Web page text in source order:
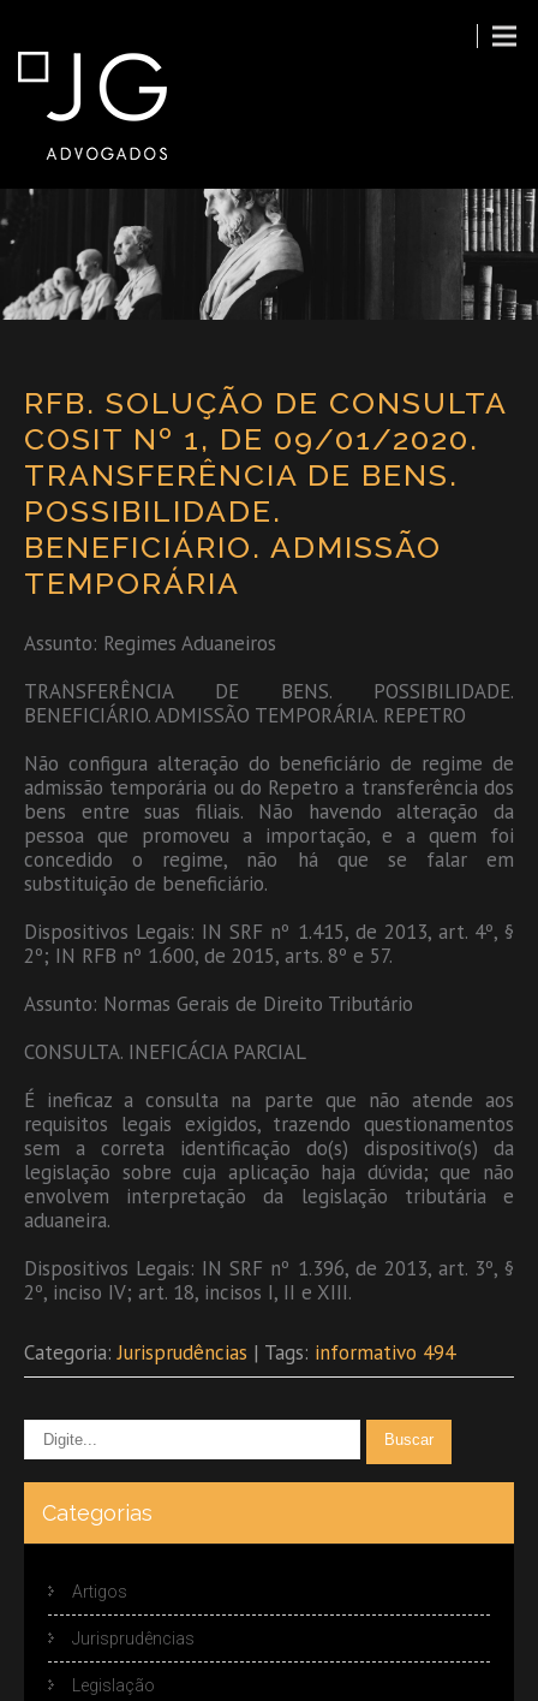
RFB. SOLUÇÃO DE CONSULTA
COSIT Nº 1, DE 09/01/2020.
TRANSFERÊNCIA DE BENS.
POSSIBILIDADE.
BENEFICIÁRIO. ADMISSÃO
TEMPORÁRIA
Assunto: Regimes Aduaneiros
TRANSFERÊNCIA DE BENS. POSSIBILIDADE.
BENEFICIÁRIO. ADMISSÃO TEMPORÁRIA. REPETRO
Não configura alteração do beneficiário de regime de
admissão temporária ou do Repetro a transferência dos
bens entre suas filiais. Não havendo alteração da
pessoa que promoveu a importação, e a quem foi
concedido o regime, não há que se falar em
substituição de beneficiário.
Dispositivos Legais: IN SRF nº 1.415, de 2013, art. 4º, §
2º; IN RFB nº 1.600, de 2015, arts. 8º e 57.
Assunto: Normas Gerais de Direito Tributário
CONSULTA. INEFICÁCIA PARCIAL
É ineficaz a consulta na parte que não atende aos
requisitos legais exigidos, trazendo questionamentos
sem a correta identificação do(s) dispositivo(s) da
legislação sobre cuja aplicação haja dúvida; que não
envolvem interpretação da legislação tributária e
aduaneira.
Dispositivos Legais: IN SRF nº 1.396, de 2013, art. 3º, §
2º, inciso IV; art. 18, incisos I, II e XIII.
Categoria:Jurisprudências | Tags: informativo 494
Categorias
Artigos
Jurisprudências
Legislação